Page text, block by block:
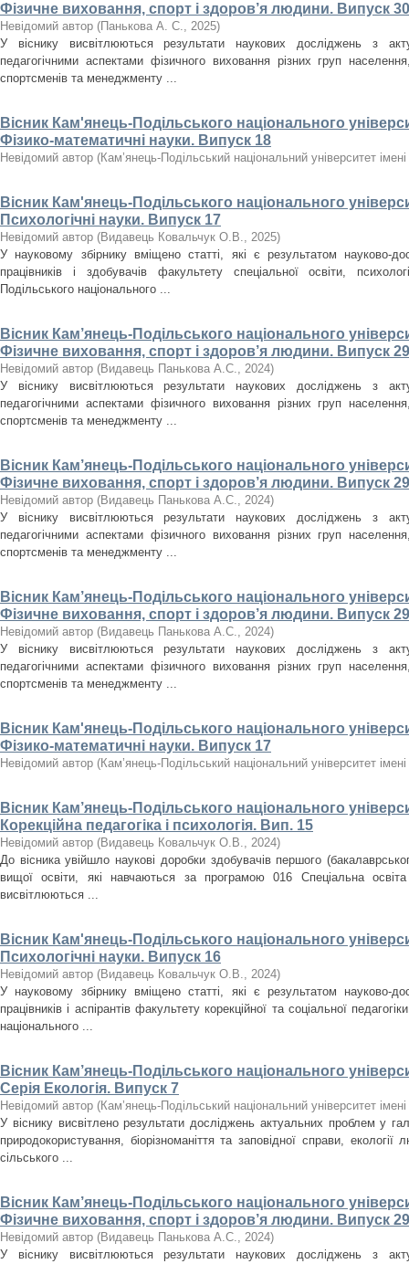
Фізичне виховання, спорт і здоров’я людини. Випуск
Невідомий автор (Панькова А. С., 2025)
У віснику висвітлюються результати наукових досліджень з
педагогічними аспектами фізичного виховання різних груп населення,
спортсменів та менеджменту ...
Вісник Кам'янець-Подільського національного
Фізико-математичні науки. Випуск 18
Невідомий автор (Кам’янець-Подільський національний університет
Вісник Кам'янець-Подільського національного
Психологічні науки. Випуск 17
Невідомий автор (Видавець Ковальчук О.В., 2025)
У науковому збірнику вміщено статті, які є результатом науково-
працівників і здобувачів факультету спеціальної освіти,
Подільського національного ...
Вісник Кам’янець-Подільського національного
Фізичне виховання, спорт і здоров’я людини. Випуск
Невідомий автор (Видавець Панькова А.С., 2024)
У віснику висвітлюються результати наукових досліджень з
педагогічними аспектами фізичного виховання різних груп населення,
спортсменів та менеджменту ...
Вісник Кам’янець-Подільського національного
Фізичне виховання, спорт і здоров’я людини. Випуск
Невідомий автор (Видавець Панькова А.С., 2024)
У віснику висвітлюються результати наукових досліджень з
педагогічними аспектами фізичного виховання різних груп населення,
спортсменів та менеджменту ...
Вісник Кам’янець-Подільського національного
Фізичне виховання, спорт і здоров’я людини. Випуск
Невідомий автор (Видавець Панькова А.С., 2024)
У віснику висвітлюються результати наукових досліджень з
педагогічними аспектами фізичного виховання різних груп населення,
спортсменів та менеджменту ...
Вісник Кам'янець-Подільського національного
Фізико-математичні науки. Випуск 17
Невідомий автор (Кам’янець-Подільський національний університет
Вісник Кам’янець-Подільського національного
Корекційна педагогіка і психологія. Вип. 15
Невідомий автор (Видавець Ковальчук О.В., 2024)
До вісника увійшло наукові доробки здобувачів першого
вищої освіти, які навчаються за програмою 016 Спеціальна
висвітлюються ...
Вісник Кам'янець-Подільського національного
Психологічні науки. Випуск 16
Невідомий автор (Видавець Ковальчук О.В., 2024)
У науковому збірнику вміщено статті, які є результатом науково-
працівників і аспірантів факультету корекційної та соціальної
національного ...
Вісник Кам’янець-Подільського національного
Серія Екологія. Випуск 7
Невідомий автор (Кам’янець-Подільський національний університет
У віснику висвітлено результати досліджень актуальних проблем у
природокористування, біорізноманіття та заповідної справи, екології
сільського ...
Вісник Кам’янець-Подільського національного
Фізичне виховання, спорт і здоров’я людини. Випуск
Невідомий автор (Видавець Панькова А.С., 2024)
У віснику висвітлюються результати наукових досліджень з